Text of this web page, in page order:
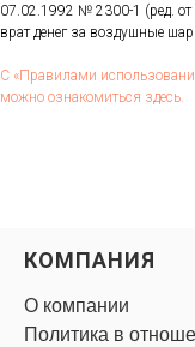
07.02.1992 № 2300-1 (ред. от
врат де­нег за воз­душные
С «Пра­вила­ми
мож­но оз­на­комить­ся здесь.
КОМПАНИЯ
О компании
Политика в